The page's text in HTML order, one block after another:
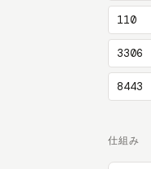
110
3306
8443
仕組み